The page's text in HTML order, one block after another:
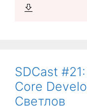
SDCast
Core
Светлов